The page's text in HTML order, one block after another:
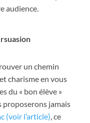
audience.
un chemin
charisme en vous
du « bon élève »
proposerons jamais
(voir l’article) , ce